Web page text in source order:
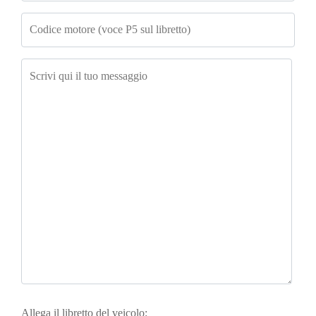
Allega il libretto del veicolo: